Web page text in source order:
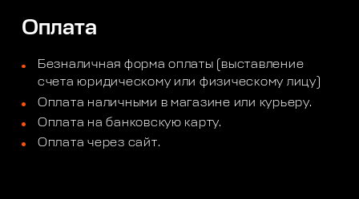
Оплата
Безналичная форма оплаты (выставление
счета юридическому или физическому лицу)
Оплата наличными в магазине или курьеру.
Оплата на банковскую карту.
Оплата через сайт.